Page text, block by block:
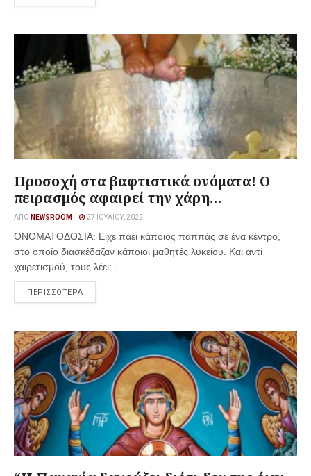
Προσοχή στα βαφτιστικά ονόματα! Ο
πειρασμός αφαιρεί την χάρη…
ΑΠΌ NEWSROOM 27 ΙΟΥΛΊΟΥ, 2022
ΟΝΟΜΑΤΟΔΟΣΙΑ: Είχε πάει κάποιος παππάς σε ένα κέντρο,
στο οποίο διασκέδαζαν κάποιοι μαθητές λυκείου. Και αντί
χαιρετισμού, τους λέει: - ...
ΠΕΡΙΣΣΟΤΕΡΑ